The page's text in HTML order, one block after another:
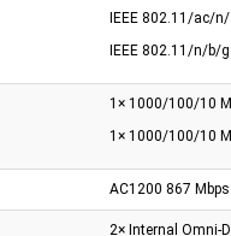
IEEE 802.11/ac/n/
IEEE 802.11/n/b/g
1× 1000/100/10
1× 1000/100/10
AC1200 867
2× Internal Omni-